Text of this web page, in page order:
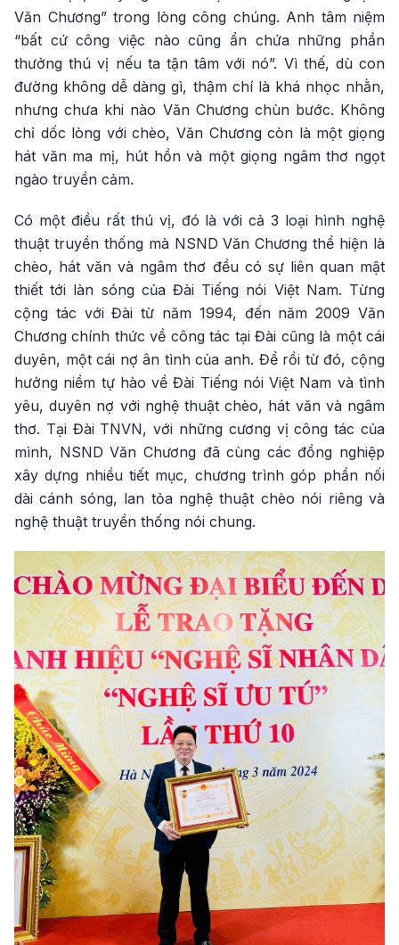
Văn Chương” trong lòng công chúng. Anh tâm niệm
“bất cứ công việc nào cũng ẩn chứa những phần
thưởng thú vị nếu ta tận tâm với nó”. Vì thế, dù con
đường không dễ dàng gì, thậm chí là khá nhọc nhằn,
nhưng chưa khi nào Văn Chương chùn bước. Không
chỉ dốc lòng với chèo, Văn Chương còn là một giọng
hát văn ma mị, hút hồn và một giọng ngâm thơ ngọt
ngào truyền cảm.
Có một điều rất thú vị, đó là với cả 3 loại hình nghệ
thuật truyền thống mà NSND Văn Chương thể hiện là
chèo, hát văn và ngâm thơ đều có sự liên quan mật
thiết tới làn sóng của Đài Tiếng nói Việt Nam. Từng
cộng tác với Đài từ năm 1994, đến năm 2009 Văn
Chương chính thức về công tác tại Đài cũng là một cái
duyên, một cái nợ ân tình của anh. Để rồi từ đó, cộng
hưởng niềm tự hào về Đài Tiếng nói Việt Nam và tình
yêu, duyên nợ với nghệ thuật chèo, hát văn và ngâm
thơ. Tại Đài TNVN, với những cương vị công tác của
mình, NSND Văn Chương đã cùng các đồng nghiệp
xây dựng nhiều tiết mục, chương trình góp phần nối
dài cánh sóng, lan tỏa nghệ thuật chèo nói riêng và
nghệ thuật truyền thống nói chung.